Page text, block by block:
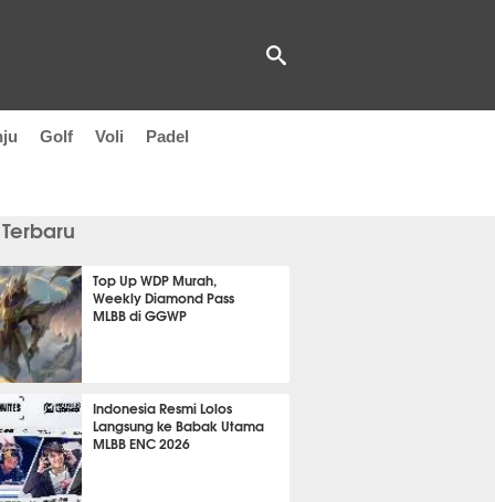
Golf Voli Padel
Top Up WDP Murah,
Weekly Diamond Pass
MLBB di GGWP
Indonesia Resmi Lolos
Langsung ke Babak Utama
MLBB ENC 2026